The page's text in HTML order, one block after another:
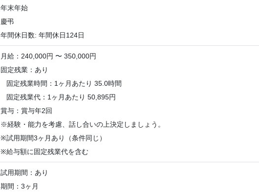
年末年始
慶弔
年間休日数: 年間休日124日
月給：240,000円 〜 350,000円
固定残業：あり
固定残業時間：1ヶ月あたり 35.0時間
固定残業代：1ヶ月あたり 50,895円
賞与：賞与年2回
※経験・能力を考慮、話し合いの上決定しましょう。
※試用期間3ヶ月あり（条件同じ）
※給与額に固定残業代を含む
試用期間：あり
期間：3ヶ月